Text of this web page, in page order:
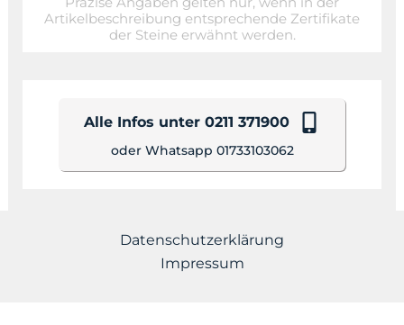
Artikelbeschreibung entsprechende Zertifikate
der Steine erwähnt werden.
Alle Infos unter 0211 371900
oder Whatsapp 01733103062
Datenschutzerklärung
Impressum